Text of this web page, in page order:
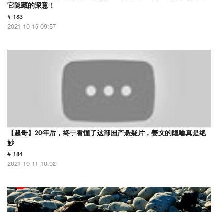
它隐藏的深意！
# 183
2021-10-16 09:57
【越哥】20年后，终于看懂了这部国产悬疑片，姜文的隐喻真是绝
妙
# 184
2021-10-11 10:02